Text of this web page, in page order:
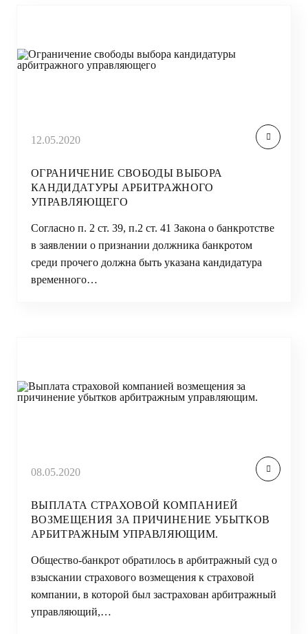
12.05.2020
ОГРАНИЧЕНИЕ СВОБОДЫ ВЫБОРА
КАНДИДАТУРЫ АРБИТРАЖНОГО
УПРАВЛЯЮЩЕГО
Согласно п. 2 ст. 39, п.2 ст. 41 Закона о банкротстве
в заявлении о признании должника банкротом
среди прочего должна быть указана кандидатура
временного…
08.05.2020
ВЫПЛАТА СТРАХОВОЙ КОМПАНИЕЙ
ВОЗМЕЩЕНИЯ ЗА ПРИЧИНЕНИЕ УБЫТКОВ
АРБИТРАЖНЫМ УПРАВЛЯЮЩИМ.
Общество-банкрот обратилось в арбитражный суд о
взыскании страхового возмещения к страховой
компании, в которой был застрахован арбитражный
управляющий,…